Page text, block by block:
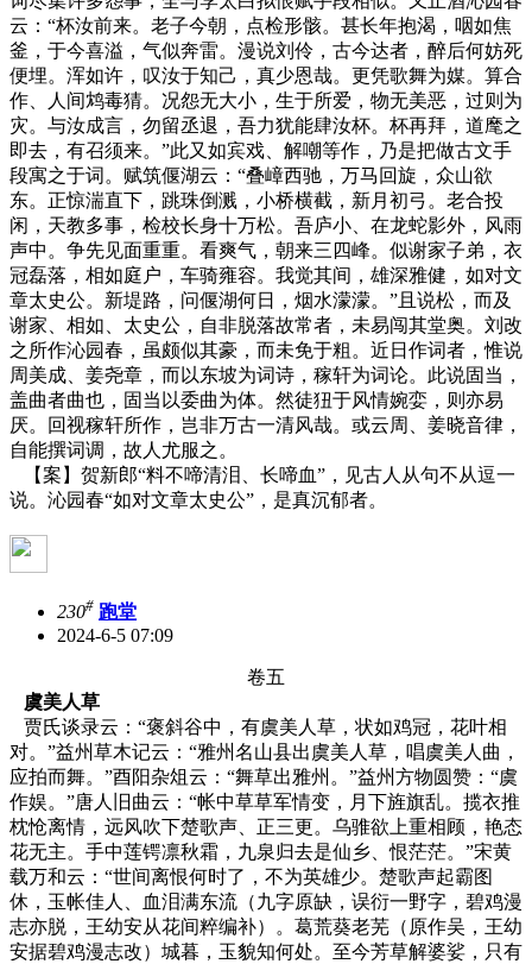
云：“杯汝前来。老子今朝，点检形骸。甚长年抱渴，咽如焦
釜，于今喜溢，气似奔雷。漫说刘伶，古今达者，醉后何妨死
便埋。浑如许，叹汝于知己，真少恩哉。更凭歌舞为媒。算合
作、人间鸩毒猜。况怨无大小，生于所爱，物无美恶，过则为
灾。与汝成言，勿留丞退，吾力犹能肆汝杯。杯再拜，道麾之
即去，有召须来。”此又如宾戏、解嘲等作，乃是把做古文手
段寓之于词。赋筑偃湖云：“叠嶂西驰，万马回旋，众山欲
东。正惊湍直下，跳珠倒溅，小桥横截，新月初弓。老合投
闲，天教多事，检校长身十万松。吾庐小、在龙蛇影外，风雨
声中。争先见面重重。看爽气，朝来三四峰。似谢家子弟，衣
冠磊落，相如庭户，车骑雍容。我觉其间，雄深雅健，如对文
章太史公。新堤路，问偃湖何日，烟水濛濛。”且说松，而及
谢家、相如、太史公，自非脱落故常者，未易闯其堂奥。刘改
之所作沁园春，虽颇似其豪，而未免于粗。近日作词者，惟说
周美成、姜尧章，而以东坡为词诗，稼轩为词论。此说固当，
盖曲者曲也，固当以委曲为体。然徒狃于风情婉娈，则亦易
厌。回视稼轩所作，岂非万古一清风哉。或云周、姜晓音律，
自能撰词调，故人尤服之。
【案】贺新郎“料不啼清泪、长啼血”，见古人从句不从逗一
说。沁园春“如对文章太史公”，是真沉郁者。
230# 跑堂
2024-6-5 07:09
卷五
虞美人草
贾氏谈录云：“褒斜谷中，有虞美人草，状如鸡冠，花叶相
对。”益州草木记云：“雅州名山县出虞美人草，唱虞美人曲，
应拍而舞。”酉阳杂俎云：“舞草出雅州。”益州方物圆赞：“虞
作娱。”唐人旧曲云：“帐中草草军情变，月下旌旗乱。揽衣推
枕怆离情，远风吹下楚歌声、正三更。乌骓欲上重相顾，艳态
花无主。手中莲锷凛秋霜，九泉归去是仙乡、恨茫茫。”宋黄
载万和云：“世间离恨何时了，不为英雄少。楚歌声起霸图
休，玉帐佳人、血泪满东流（九字原缺，误衍一野字，碧鸡漫
志亦脱，王幼安从花间粹编补）。葛荒葵老芜（原作吴，王幼
安据碧鸡漫志改）城暮，玉貌知何处。至今芳草解婆娑，只有